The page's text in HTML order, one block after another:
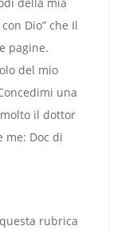
Dio” che Il
pagine.
del mio
una
il dottor
me: Doc di
rubrica